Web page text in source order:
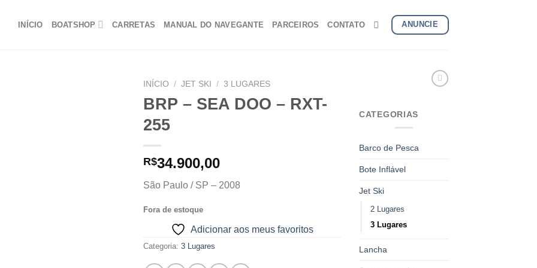
INÍCIO BOATSHOP CARRETAS MANUAL DO NAVEGANTE PARCEIROS CONTATO ANUNCIE
INÍCIO / JET SKI / 3 LUGARES
BRP – SEA DOO – RXT-
255
R$34.900,00
São Paulo / SP – 2008
Fora de estoque
Adicionar aos meus favoritos
Categoria: 3 Lugares
CATEGORIAS
Barco de Pesca
Bote Inflável
Jet Ski
2 Lugares
3 Lugares
Lancha